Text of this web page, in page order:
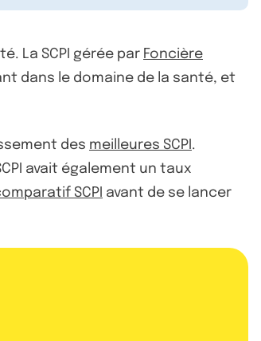
La SCPI gérée par Foncière
dans le domaine de la santé, et
des meilleures SCPI .
avait également un taux
SCPI avant de se lancer